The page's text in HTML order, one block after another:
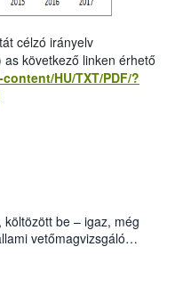
célzó irányelv
következő linken érhető
HU/TXT/PDF/?
be – igaz, még
vetőmagvizsgáló
Czigler Győző által